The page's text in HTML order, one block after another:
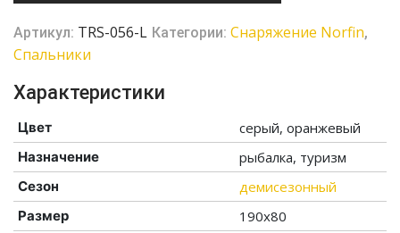
Артикул: TRS-056-L Категории: Снаряжение Norfin,
Спальники
Характеристики
Цвет серый, оранжевый
Назначение рыбалка, туризм
Сезон демисезонный
Размер 190х80